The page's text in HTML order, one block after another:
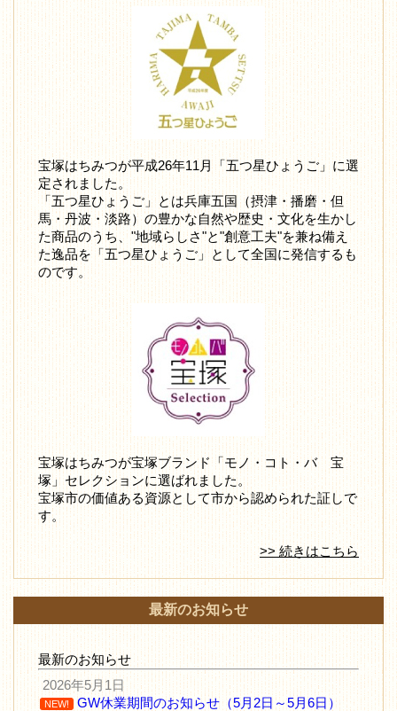
宝塚はちみつが平成26年11月「五つ星ひょうご」に選
定されました。
「五つ星ひょうご」とは兵庫五国（摂津・播磨・但
馬・丹波・淡路）の豊かな自然や歴史・文化を生かし
た商品のうち、"地域らしさ"と"創意工夫"を兼ね備え
た逸品を「五つ星ひょうご」として全国に発信するも
のです。
宝塚はちみつが宝塚ブランド「モノ・コト・バ 宝
塚」セレクションに選ばれました。
宝塚市の価値ある資源として市から認められた証しで
す。
>> 続きはこちら
最新のお知らせ
最新のお知らせ
2026年5月1日
NEW! GW休業期間のお知らせ（5月2日～5月6日）